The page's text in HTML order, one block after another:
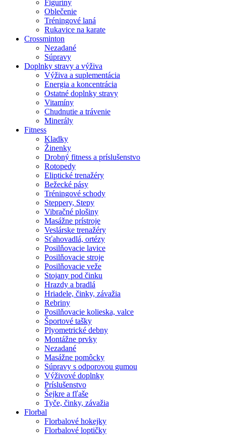
Figuríny
Oblečenie
Tréningové laná
Rukavice na karate
Crossminton
Nezadané
Súpravy
Doplnky stravy a výživa
Výživa a suplementácia
Energia a koncentrácia
Ostatné doplnky stravy
Vitamíny
Chudnutie a trávenie
Minerály
Fitness
Kladky
Žinenky
Drobný fitness a príslušenstvo
Rotopedy
Eliptické trenažéry
Bežecké pásy
Tréningové schody
Steppery, Stepy
Vibračné plošiny
Masážne prístroje
Veslárske trenažéry
Sťahovadlá, ortézy
Posilňovacie lavice
Posilňovacie stroje
Posilňovacie veže
Stojany pod činku
Hrazdy a bradlá
Hriadele, činky, závažia
Rebriny
Posilňovacie kolieska, valce
Športové tašky
Plyometrické debny
Montážne prvky
Nezadané
Masážne pomôcky
Súpravy s odporovou gumou
Výživové doplnky
Príslušenstvo
Šejkre a fľaše
Tyče, činky, závažia
Florbal
Florbalové hokejky
Florbalové loptičky